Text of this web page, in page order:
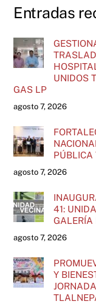
Entradas
UNIDOS
GAS LP
agosto 7, 2026
PÚBLICA
agosto 7, 2026
41:
GALERÍA
agosto 7, 2026
Y